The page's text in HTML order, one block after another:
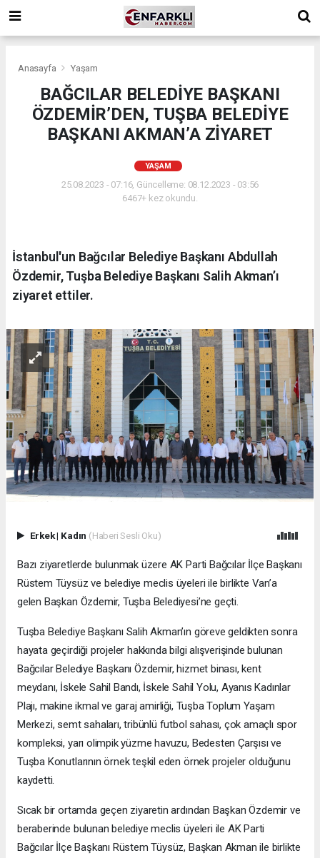
Anasayfa Yaşam
BAĞCILAR BELEDİYE BAŞKANI
ÖZDEMİR’DEN, TUŞBA BELEDİYE
BAŞKANI AKMAN’A ZİYARET
YAŞAM
25.08.2023 - 07:16, Güncelleme: 08.12.2023 - 03:56
6467+ kez okundu.
İstanbul'un Bağcılar Belediye Başkanı Abdullah
Özdemir, Tuşba Belediye Başkanı Salih Akman’ı
ziyaret ettiler.
Erkek| Kadın (Haberi Sesli Oku)
Bazı ziyaretlerde bulunmak üzere AK Parti Bağcılar İlçe Başkanı
Rüstem Tüysüz ve belediye meclis üyeleri ile birlikte Van’a
gelen Başkan Özdemir, Tuşba Belediyesi’ne geçti.
Tuşba Belediye Başkanı Salih Akman’ın göreve geldikten sonra
hayata geçirdiği projeler hakkında bilgi alışverişinde bulunan
Bağcılar Belediye Başkanı Özdemir, hizmet binası, kent
meydanı, İskele Sahil Bandı, İskele Sahil Yolu, Ayanıs Kadınlar
Plajı, makine ikmal ve garaj amirliği, Tuşba Toplum Yaşam
Merkezi, semt sahaları, tribünlü futbol sahası, çok amaçlı spor
kompleksi, yarı olimpik yüzme havuzu, Bedesten Çarşısı ve
Tuşba Konutlarının örnek teşkil eden örnek projeler olduğunu
kaydetti.
Sıcak bir ortamda geçen ziyaretin ardından Başkan Özdemir ve
beraberinde bulunan belediye meclis üyeleri ile AK Parti
Bağcılar İlçe Başkanı Rüstem Tüysüz, Başkan Akman ile birlikte